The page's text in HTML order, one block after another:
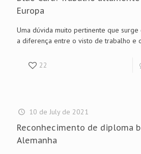
Europa
Uma dúvida muito pertinente que
a diferença entre o visto de trabalho e
22
10 de July de 2021
Reconhecimento de diploma
Alemanha